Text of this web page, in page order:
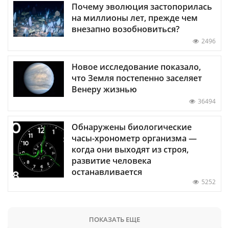
Почему эволюция застопорилась
на миллионы лет, прежде чем
внезапно возобновиться?
2496
Новое исследование показало,
что Земля постепенно заселяет
Венеру жизнью
36494
Обнаружены биологические
часы-хронометр организма —
когда они выходят из строя,
развитие человека
останавливается
5252
ПОКАЗАТЬ ЕЩЕ